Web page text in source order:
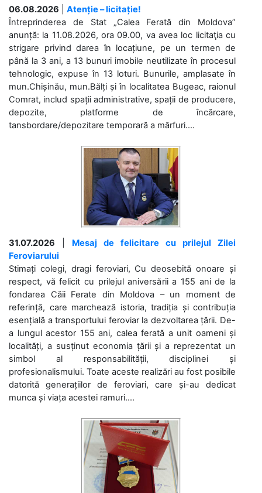
06.08.2026
Atenție – licitație!
Întreprinderea de Stat „Calea Ferată din Moldova”
anunță: la 11.08.2026, ora 09.00, va avea loc licitaţia cu
strigare privind darea în locațiune, pe un termen de
până la 3 ani, a 13 bunuri imobile neutilizate în procesul
tehnologic, expuse în 13 loturi. Bunurile, amplasate în
mun.Chișinău, mun.Bălți și în localitatea Bugeac, raionul
Comrat, includ spații administrative, spații de producere,
depozite, platforme de încărcare,
tansbordare/depozitare temporară a mărfuri....
31.07.2026
Mesaj de felicitare cu prilejul Zilei
Feroviarului
Stimați colegi, dragi feroviari, Cu deosebită onoare și
respect, vă felicit cu prilejul aniversării a 155 ani de la
fondarea Căii Ferate din Moldova – un moment de
referință, care marchează istoria, tradiția și contribuția
esențială a transportului feroviar la dezvoltarea țării. De-
a lungul acestor 155 ani, calea ferată a unit oameni și
localități, a susținut economia țării și a reprezentat un
simbol al responsabilității, disciplinei și
profesionalismului. Toate aceste realizări au fost posibile
datorită generațiilor de feroviari, care și-au dedicat
munca și viața acestei ramuri....